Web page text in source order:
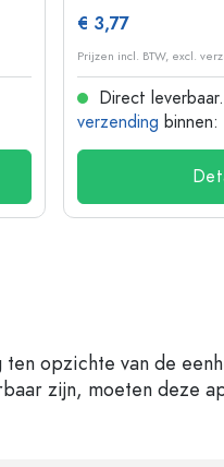
€ 3,77
Prijzen incl. BTW, excl.
Direct leverbaar.
verzending binnen:
opzichte van de
zijn, moeten deze